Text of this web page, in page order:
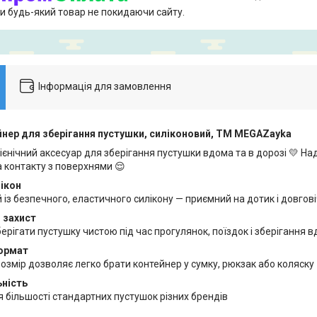
будь-який товар не покидаючи сайту.
Інформація для замовлення
для зберігання пустушки, силіконовий, ТМ MEGAZayka
аксесуар для зберігання пустушки вдома та в дорозі 💛
контакту з поверхнями 😌
безпечного, еластичного силікону — приємний на дотик і
захист
пустушку чистою під час прогулянок, поїздок і зберігання
дозволяє легко брати контейнер у сумку, рюкзак або коляску
більшості стандартних пустушок різних брендів